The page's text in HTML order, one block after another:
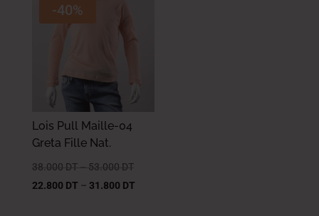
-40%
Lois Pull Maille-04
Greta Fille Nat.
38.000 DT– 53.000 DT
22.800 DT – 31.800 DT